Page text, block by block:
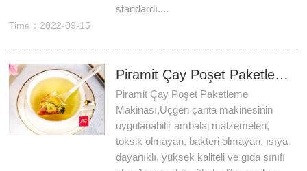
standardı....
Time：2022-09-15
Piramit Çay Poşet Paketleme Makinası
Piramit Çay Poşet Paketleme
Makinası,Üçgen çanta makinesinin
uygulanabilir ambalaj malzemeleri,
toksik olmayan, bakteri olmayan, ısıya
dayanıklı, yüksek kaliteli ve gıda sınıfı